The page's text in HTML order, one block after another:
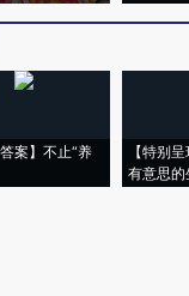
答案】不止“养
【特别
有意思的